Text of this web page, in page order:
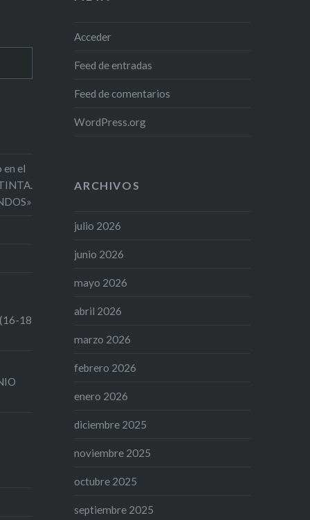
Acceder
Feed de entradas
Feed de comentarios
WordPress.org
en el
18
ARCHIVOS
julio 2026
junio 2026
mayo 2026
abril 2026
marzo 2026
febrero 2026
enero 2026
diciembre 2025
noviembre 2025
octubre 2025
septiembre 2025